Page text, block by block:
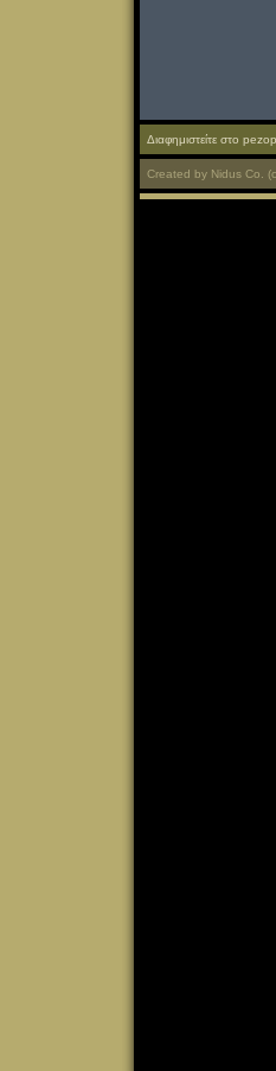
Διαφημιστείτε στο
Created by Nidus Co.